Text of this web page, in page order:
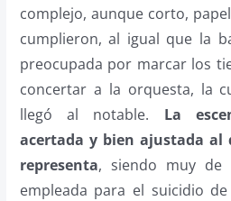
complejo, aunque corto,
cumplieron, al igual que la
preocupada por marcar los
concertar a la orquesta, la
llegó al notable. La
acertada y bien ajustada al
representa, siendo muy de
empleada para el suicidio